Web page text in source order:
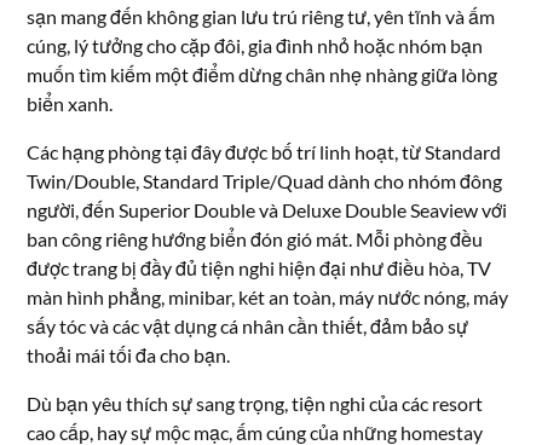
sạn mang đến không gian lưu trú riêng tư, yên tĩnh và ấm
cúng, lý tưởng cho cặp đôi, gia đình nhỏ hoặc nhóm bạn
muốn tìm kiếm một điểm dừng chân nhẹ nhàng giữa lòng
biển xanh.
Các hạng phòng tại đây được bố trí linh hoạt, từ Standard
Twin/Double, Standard Triple/Quad dành cho nhóm đông
người, đến Superior Double và Deluxe Double Seaview với
ban công riêng hướng biển đón gió mát. Mỗi phòng đều
được trang bị đầy đủ tiện nghi hiện đại như điều hòa, TV
màn hình phẳng, minibar, két an toàn, máy nước nóng, máy
sấy tóc và các vật dụng cá nhân cần thiết, đảm bảo sự
thoải mái tối đa cho bạn.
Dù bạn yêu thích sự sang trọng, tiện nghi của các resort
cao cấp, hay sự mộc mạc, ấm cúng của những homestay